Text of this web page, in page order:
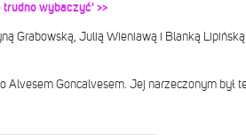
wybaczyć' >>
Grabowską, Julią Wieniawą i Blanką
Alvesem Goncalvesem. Jej narzeczonym był